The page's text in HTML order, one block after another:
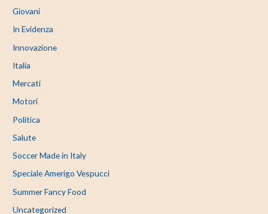
Giovani
In Evidenza
Innovazione
Italia
Mercati
Motori
Politica
Salute
Soccer Made in Italy
Speciale Amerigo Vespucci
Summer Fancy Food
Uncategorized